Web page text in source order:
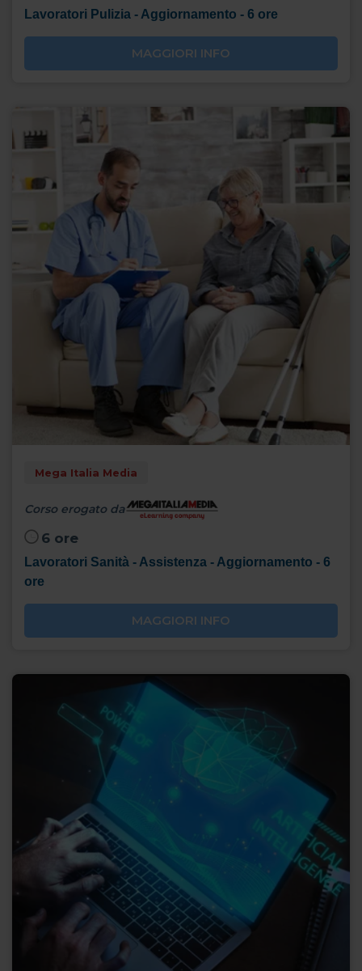
Lavoratori Pulizia - Aggiornamento - 6 ore
MAGGIORI INFO
Mega Italia Media
Corso erogato da
6 ore
Lavoratori Sanità - Assistenza - Aggiornamento - 6
ore
MAGGIORI INFO